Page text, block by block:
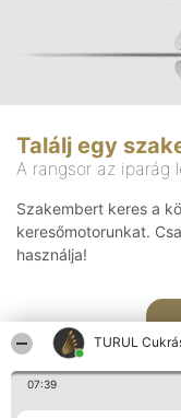
TURUL
07:39
Találj egy
A rangsor az
Szakembert keres a
keresőmotorunkat.
használja!